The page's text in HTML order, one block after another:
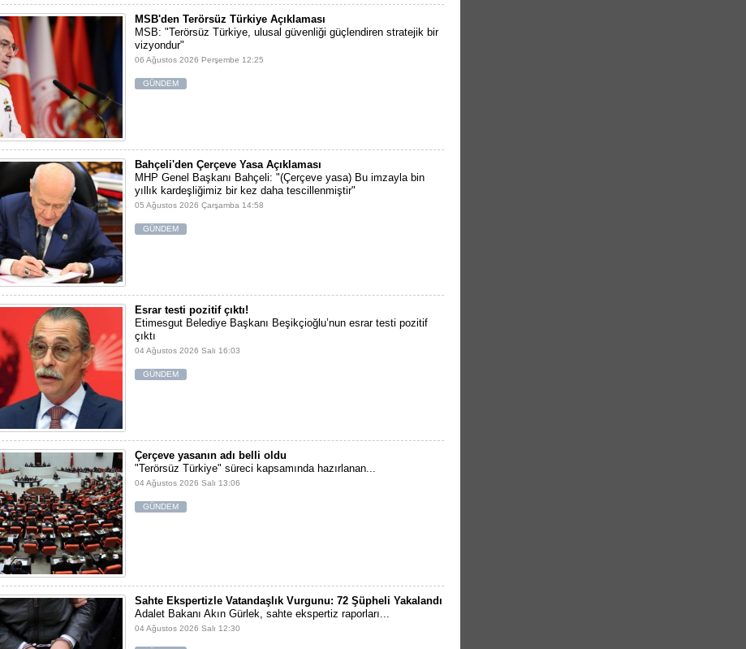
MSB'den Terörsüz Türkiye Açıklaması
MSB: "Terörsüz Türkiye, ulusal güvenliği güçlendiren stratejik bir
vizyondur"
06 Ağustos 2026 Perşembe 12:25
GÜNDEM
Bahçeli'den Çerçeve Yasa Açıklaması
MHP Genel Başkanı Bahçeli: "(Çerçeve yasa) Bu imzayla bin
yıllık kardeşliğimiz bir kez daha tescillenmiştir"
05 Ağustos 2026 Çarşamba 14:58
GÜNDEM
Esrar testi pozitif çıktı!
Etimesgut Belediye Başkanı Beşikçioğlu’nun esrar testi pozitif
çıktı
04 Ağustos 2026 Salı 16:03
GÜNDEM
Çerçeve yasanın adı belli oldu
"Terörsüz Türkiye" süreci kapsamında hazırlanan...
04 Ağustos 2026 Salı 13:06
GÜNDEM
Sahte Ekspertizle Vatandaşlık Vurgunu: 72 Şüpheli Yakalandı
Adalet Bakanı Akın Gürlek, sahte ekspertiz raporları...
04 Ağustos 2026 Salı 12:30